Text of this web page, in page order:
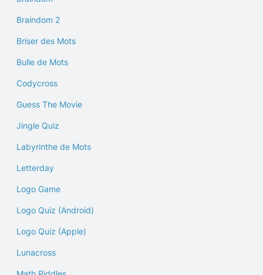
Braindom 2
Briser des Mots
Bulle de Mots
Codycross
Guess The Movie
Jingle Quiz
Labyrinthe de Mots
Letterday
Logo Game
Logo Quiz (Android)
Logo Quiz (Apple)
Lunacross